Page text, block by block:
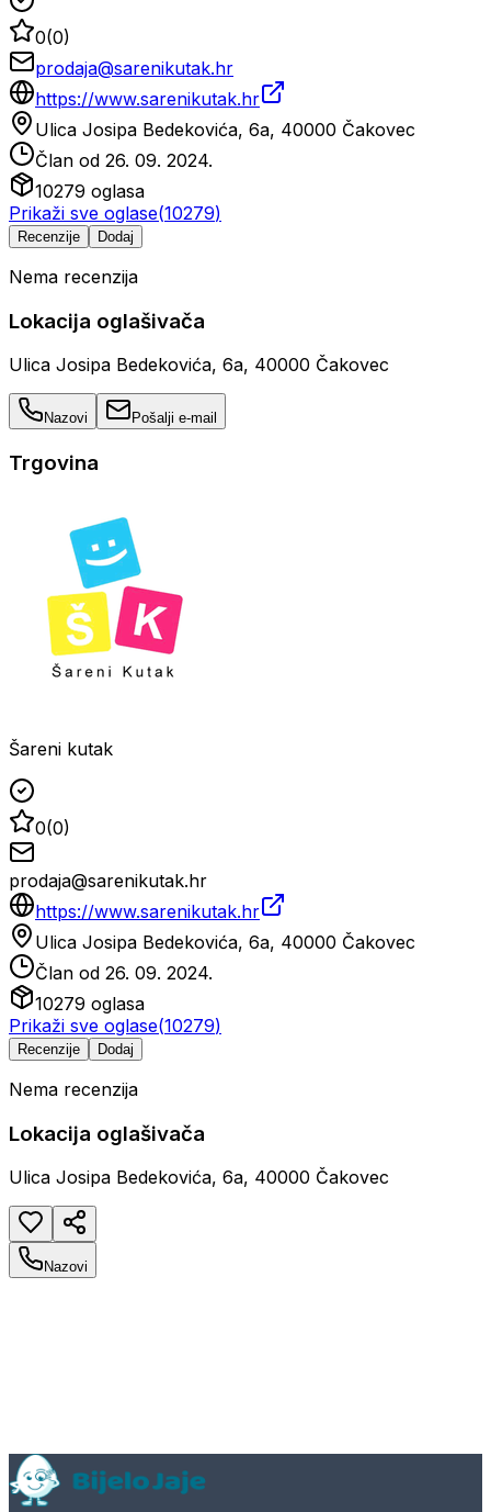
0(0)
prodaja@sarenikutak.hr
https://www.sarenikutak.hr
Ulica Josipa Bedekovića, 6a, 40000 Čakovec
Član od 26. 09. 2024.
10279 oglasa
Prikaži sve oglase(10279)
Recenzije Dodaj
Nema recenzija
Lokacija oglašivača
Ulica Josipa Bedekovića, 6a, 40000 Čakovec
Nazovi Pošalji e-mail
Trgovina
Šareni kutak
0(0)
prodaja@sarenikutak.hr
https://www.sarenikutak.hr
Ulica Josipa Bedekovića, 6a, 40000 Čakovec
Član od 26. 09. 2024.
10279 oglasa
Prikaži sve oglase(10279)
Recenzije Dodaj
Nema recenzija
Lokacija oglašivača
Ulica Josipa Bedekovića, 6a, 40000 Čakovec
Nazovi